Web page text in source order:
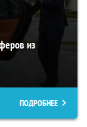
из
ПОДРОБНЕЕ